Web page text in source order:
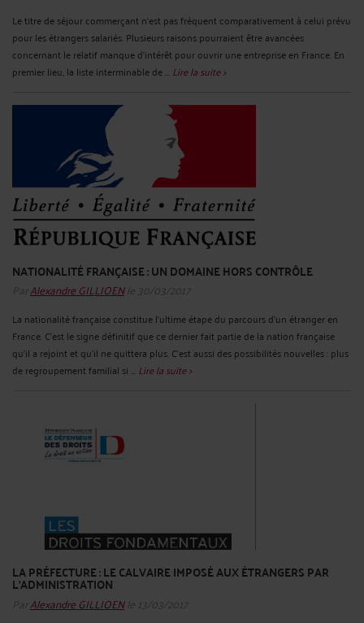
Le titre de séjour commerçant n’est pas fréquent comparativement à celui prévu
pour les étrangers salariés. Plusieurs raisons pourraient être avancées
concernant le relatif manque d’intérêt pour ouvrir une entreprise en France. En
premier lieu, la liste interminable de ... Lire la suite >
NATIONALITÉ FRANÇAISE : UN DOMAINE HORS CONTRÔLE
ParAlexandre GILLIOENle 30/03/2017
La nationalité française constitue l’ultime étape du parcours d’un étranger en
France. C’est le signe définitif que ce dernier fait partie de la nation française
qu’il a rejoint et qu’il ne quittera plus. C’est aussi des possibilités nouvelles : plus
de regroupement familial si ... Lire la suite >
LA PRÉFECTURE : LE CALVAIRE IMPOSÉ AUX ÉTRANGERS PAR
L'ADMINISTRATION
ParAlexandre GILLIOENle 13/03/2017